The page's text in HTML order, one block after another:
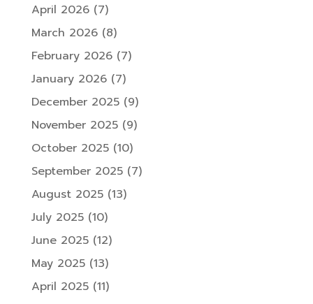
April 2026(7)
March 2026(8)
February 2026(7)
January 2026(7)
December 2025(9)
November 2025(9)
October 2025(10)
September 2025(7)
August 2025(13)
July 2025(10)
June 2025(12)
May 2025(13)
April 2025(11)